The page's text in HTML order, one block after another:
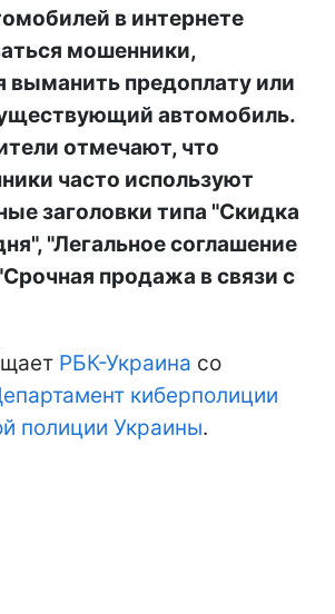
в интернете
мошенники,
предоплату или
автомобиль.
отмечают, что
часто используют
заголовки типа "Скидка
"Легальное соглашение
продажа в связи с
РБК-Украина со
киберполиции
полиции Украины.